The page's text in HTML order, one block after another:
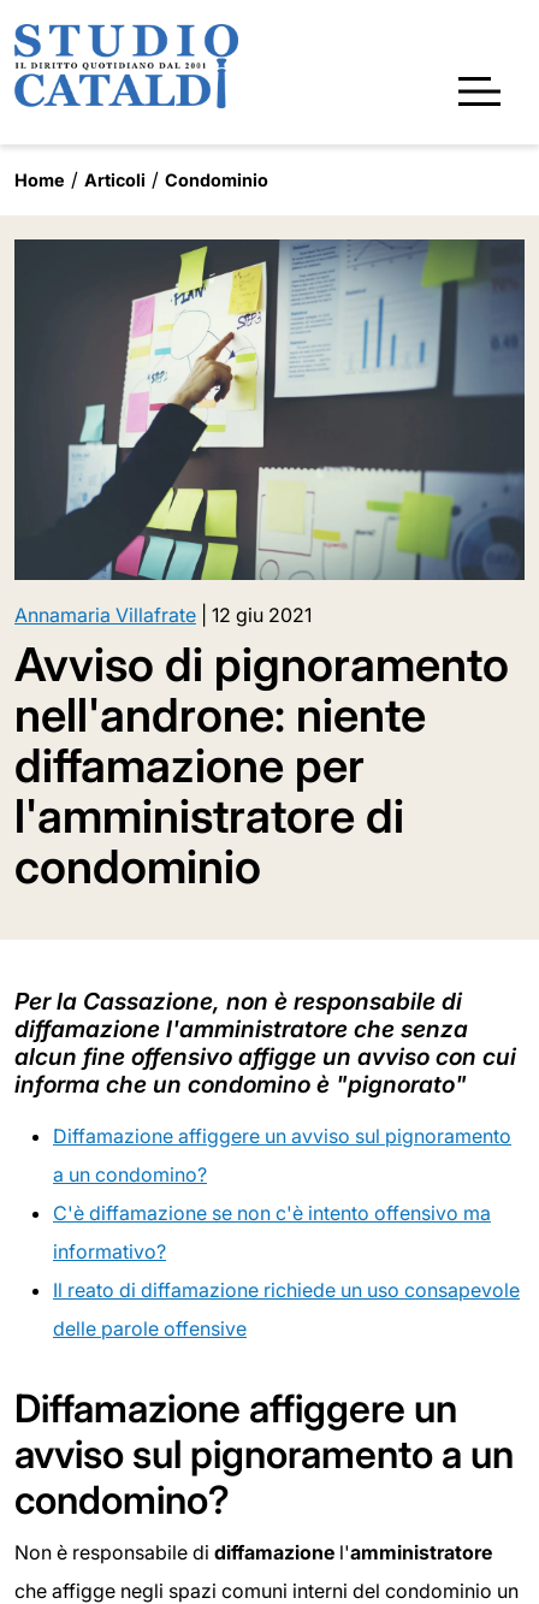
Home Articoli Condominio
Annamaria Villafrate 12 giu 2021
Avviso di pignoramento
nell'androne: niente
diffamazione per
l'amministratore di
condominio
Per la Cassazione, non è responsabile di
diffamazione l'amministratore che senza
alcun fine offensivo affigge un avviso con cui
informa che un condomino è "pignorato"
Diffamazione affiggere un avviso sul pignoramento
a un condomino?
C'è diffamazione se non c'è intento offensivo ma
informativo?
Il reato di diffamazione richiede un uso consapevole
delle parole offensive
Diffamazione affiggere un
avviso sul pignoramento a un
condomino?
Non è responsabile di diffamazione l'amministratore
che affigge negli spazi comuni interni del condominio un